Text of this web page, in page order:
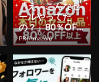
「え、こんなセ
ールやってた
の？」80％OFF
以上が続々登
場！Amazonの本
気が...
PR(Amazon)